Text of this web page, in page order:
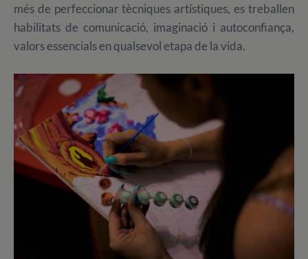
més de perfeccionar tècniques artístiques, es treballen
habilitats de comunicació, imaginació i autoconfiança,
valors essencials en qualsevol etapa de la vida.